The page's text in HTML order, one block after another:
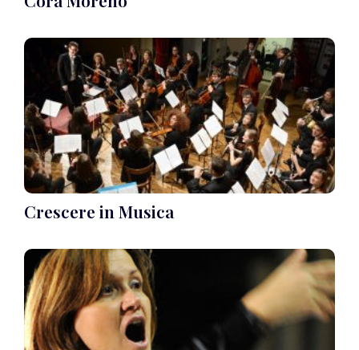
Crescere in Musica